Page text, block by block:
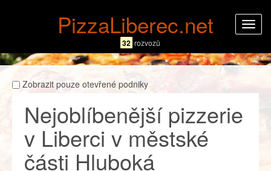
PizzaLiberec.net
32 rozvozů
Zobrazit pouze otevřené podniky
Nejoblíbenější pizzerie
v Liberci v městské
části Hluboká